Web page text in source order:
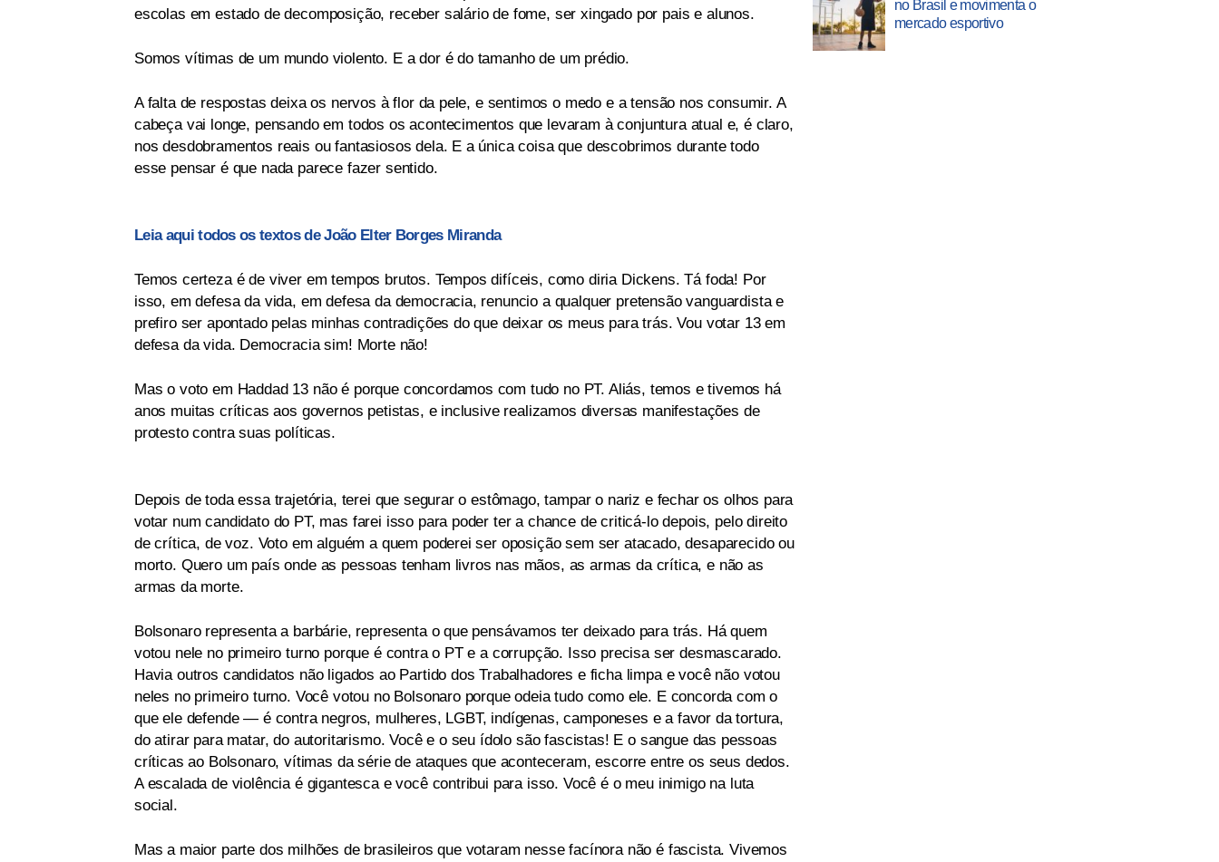
escolas em estado de decomposição, receber salário de fome, ser xingado por pais e alunos.
Somos vítimas de um mundo violento. E a dor é do tamanho de um prédio.
A falta de respostas deixa os nervos à flor da pele, e sentimos o medo e a tensão nos consumir. A
cabeça vai longe, pensando em todos os acontecimentos que levaram à conjuntura atual e, é claro,
nos desdobramentos reais ou fantasiosos dela. E a única coisa que descobrimos durante todo
esse pensar é que nada parece fazer sentido.
Leia aqui todos os textos de João Elter Borges Miranda
Temos certeza é de viver em tempos brutos. Tempos difíceis, como diria Dickens. Tá foda! Por
isso, em defesa da vida, em defesa da democracia, renuncio a qualquer pretensão vanguardista e
prefiro ser apontado pelas minhas contradições do que deixar os meus para trás. Vou votar 13 em
defesa da vida. Democracia sim! Morte não!
Mas o voto em Haddad 13 não é porque concordamos com tudo no PT. Aliás, temos e tivemos há
anos muitas críticas aos governos petistas, e inclusive realizamos diversas manifestações de
protesto contra suas políticas.
Depois de toda essa trajetória, terei que segurar o estômago, tampar o nariz e fechar os olhos para
votar num candidato do PT, mas farei isso para poder ter a chance de criticá-lo depois, pelo direito
de crítica, de voz. Voto em alguém a quem poderei ser oposição sem ser atacado, desaparecido ou
morto. Quero um país onde as pessoas tenham livros nas mãos, as armas da crítica, e não as
armas da morte.
Bolsonaro representa a barbárie, representa o que pensávamos ter deixado para trás. Há quem
votou nele no primeiro turno porque é contra o PT e a corrupção. Isso precisa ser desmascarado.
Havia outros candidatos não ligados ao Partido dos Trabalhadores e ficha limpa e você não votou
neles no primeiro turno. Você votou no Bolsonaro porque odeia tudo como ele. E concorda com o
que ele defende — é contra negros, mulheres, LGBT, indígenas, camponeses e a favor da tortura,
do atirar para matar, do autoritarismo. Você e o seu ídolo são fascistas! E o sangue das pessoas
críticas ao Bolsonaro, vítimas da série de ataques que aconteceram, escorre entre os seus dedos.
A escalada de violência é gigantesca e você contribui para isso. Você é o meu inimigo na luta
social.
Mas a maior parte dos milhões de brasileiros que votaram nesse facínora não é fascista. Vivemos
no Brasil e movimenta o
mercado esportivo